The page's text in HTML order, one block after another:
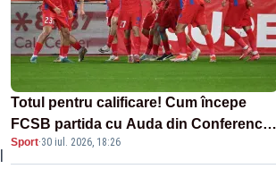
Totul pentru calificare! Cum începe
FCSB partida cu Auda din Conference
League
Sport·30 iul. 2026, 18:26